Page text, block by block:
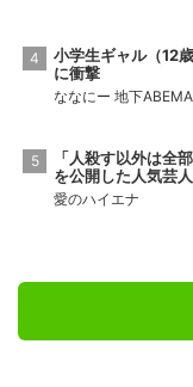
小学生ギャル（12
に衝撃
ななにー 地下ABEMA
「人殺す以外は全
を公開した人気芸人
愛のハイエナ